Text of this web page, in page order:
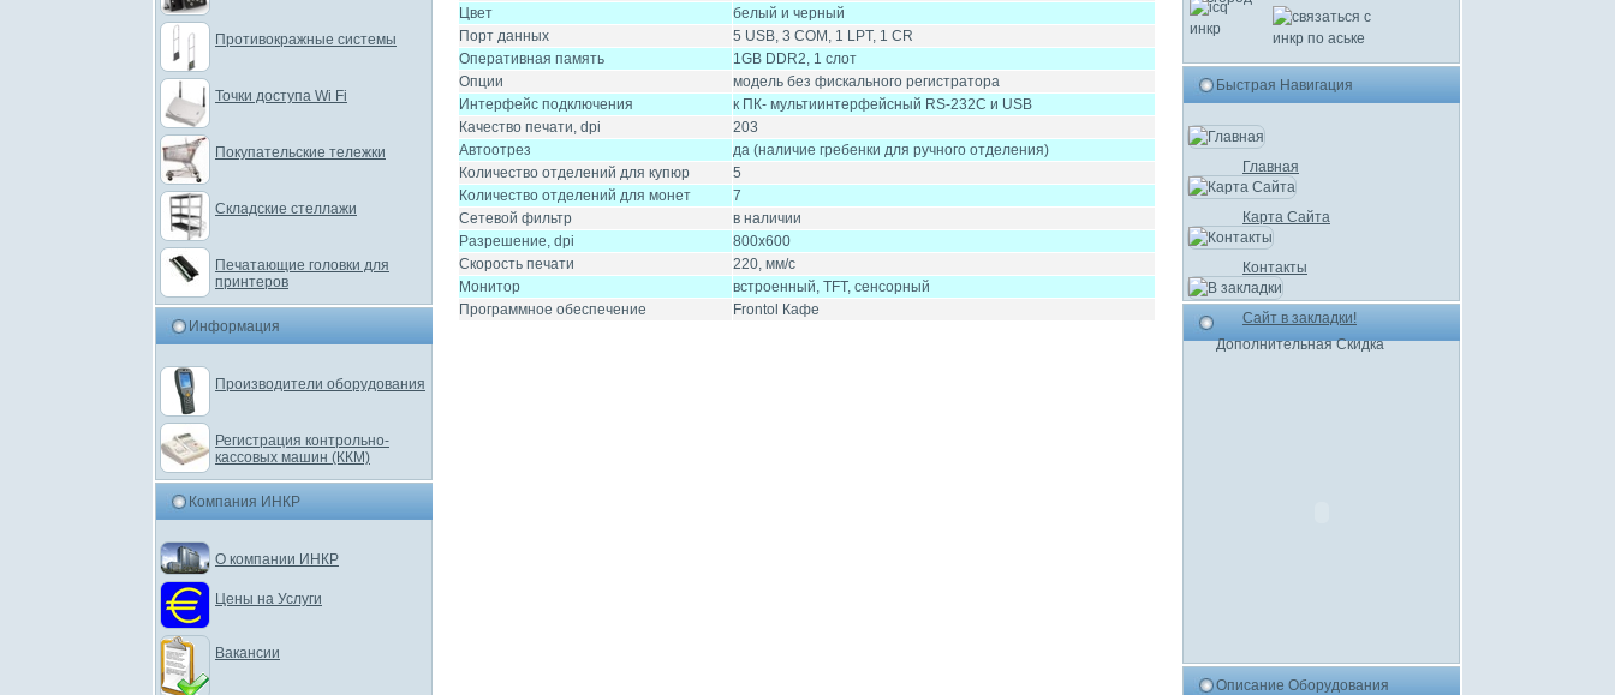
Цвет
белый и черный
Порт данных
5 USB, 3 COM, 1 LPT, 1 CR
Оперативная память
1GB DDR2, 1 слот
Опции
модель без фискального регистратора
Интерфейс подключения
к ПК- мультиинтерфейсный RS-232C и USB
Качество печати, dpi
203
Автоотрез
да (наличие гребенки для ручного отделения)
Количество отделений для купюр
5
Количество отделений для монет
7
Сетевой фильтр
в наличии
Разрешение, dpi
800х600
Скорость печати
220, мм/с
Монитор
встроенный, TFT, сенсорный
Программное обеспечение
Frontol Кафе
Противокражные системы
Точки доступа Wi Fi
Покупательские тележки
Складские стеллажи
Печатающие головки для
принтеров
Информация
Производители оборудования
Регистрация контрольно-
кассовых машин (ККМ)
Компания ИНКР
О компании ИНКР
Цены на Услуги
Вакансии
Быстрая Навигация
Главная
Карта Сайта
Контакты
Сайт в закладки!
Дополнительная Скидка
Описание Оборудования